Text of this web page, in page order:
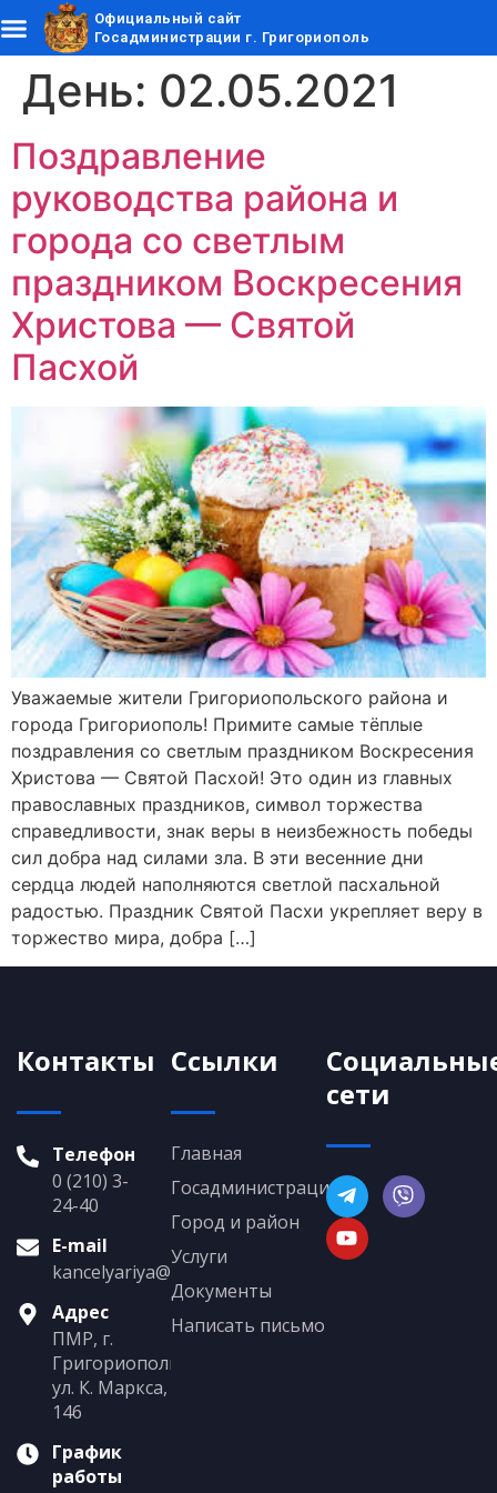
Официальный сайт
Госадминистрации г. Григориополь
День: 02.05.2021
Поздравление
руководства района и
города со светлым
праздником Воскресения
Христова — Святой
Пасхой
Уважаемые жители Григориопольского района и
города Григориополь! Примите самые тёплые
поздравления со светлым праздником Воскресения
Христова — Святой Пасхой! Это один из главных
православных праздников, символ торжества
справедливости, знак веры в неизбежность победы
сил добра над силами зла. В эти весенние дни
сердца людей наполняются светлой пасхальной
радостью. Праздник Святой Пасхи укрепляет веру в
торжество мира, добра […]
Контакты
Телефон
0 (210) 3-
24-40
E-mail
kancelyariya@grigoriopol.gospmr.org
Адрес
ПМР, г.
Григориополь,
ул. К. Маркса,
146
График
работы
Ссылки
Главная
Госадминистрация
Город и район
Услуги
Документы
Написать письмо
сети